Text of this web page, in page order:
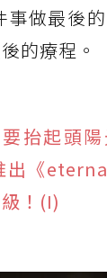
做最後
的療程。
抬起頭
《
！(I)